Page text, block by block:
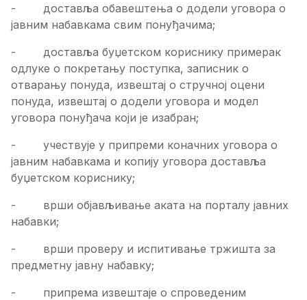
- доставља обавештења о додели уговора о
јавним набавкама свим понуђачима;
- доставља буџетском кориснику примерак
одлуке о покретању поступка, записник о
отварању понуда, извештај о стручној оцени
понуда, извештај о додели уговора и модел
уговора понуђача који је изабран;
- учествује у припреми коначних уговора о
јавним набавкама и копију уговора доставља
буџетском кориснику;
- врши објављивање аката на порталу јавних
набавки;
- врши проверу и испитивање тржишта за
предметну јавну набавку;
- припрема извештаје о спроведеним